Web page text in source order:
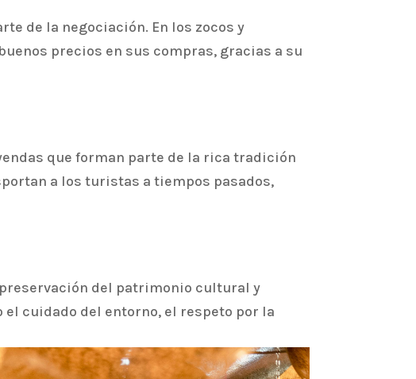
de la negociación. En los zocos y
precios en sus compras, gracias a su
que forman parte de la rica tradición
a los turistas a tiempos pasados,
del patrimonio cultural y
cuidado del entorno, el respeto por la